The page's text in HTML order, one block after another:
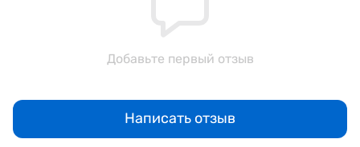
Добавьте первый отзыв
Написать отзыв